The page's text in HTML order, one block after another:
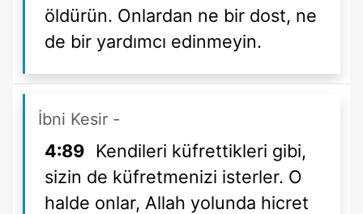
öldürün. Onlardan ne bir dost, ne
de bir yardımcı edinmeyin.
İbni Kesir -
4:89
Kendileri küfrettikleri gibi,
sizin de küfretmenizi isterler. O
halde onlar, Allah yolunda hicret